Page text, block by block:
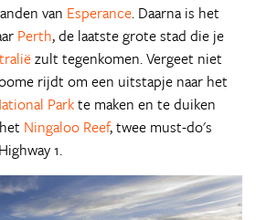
van Esperance. Daarna is het
Perth, de laatste grote stad die je
zult tegenkomen. Vergeet niet
rijdt om een uitstapje naar het
Parkte maken en te duiken
Ningaloo Reef, twee must-do's
1.